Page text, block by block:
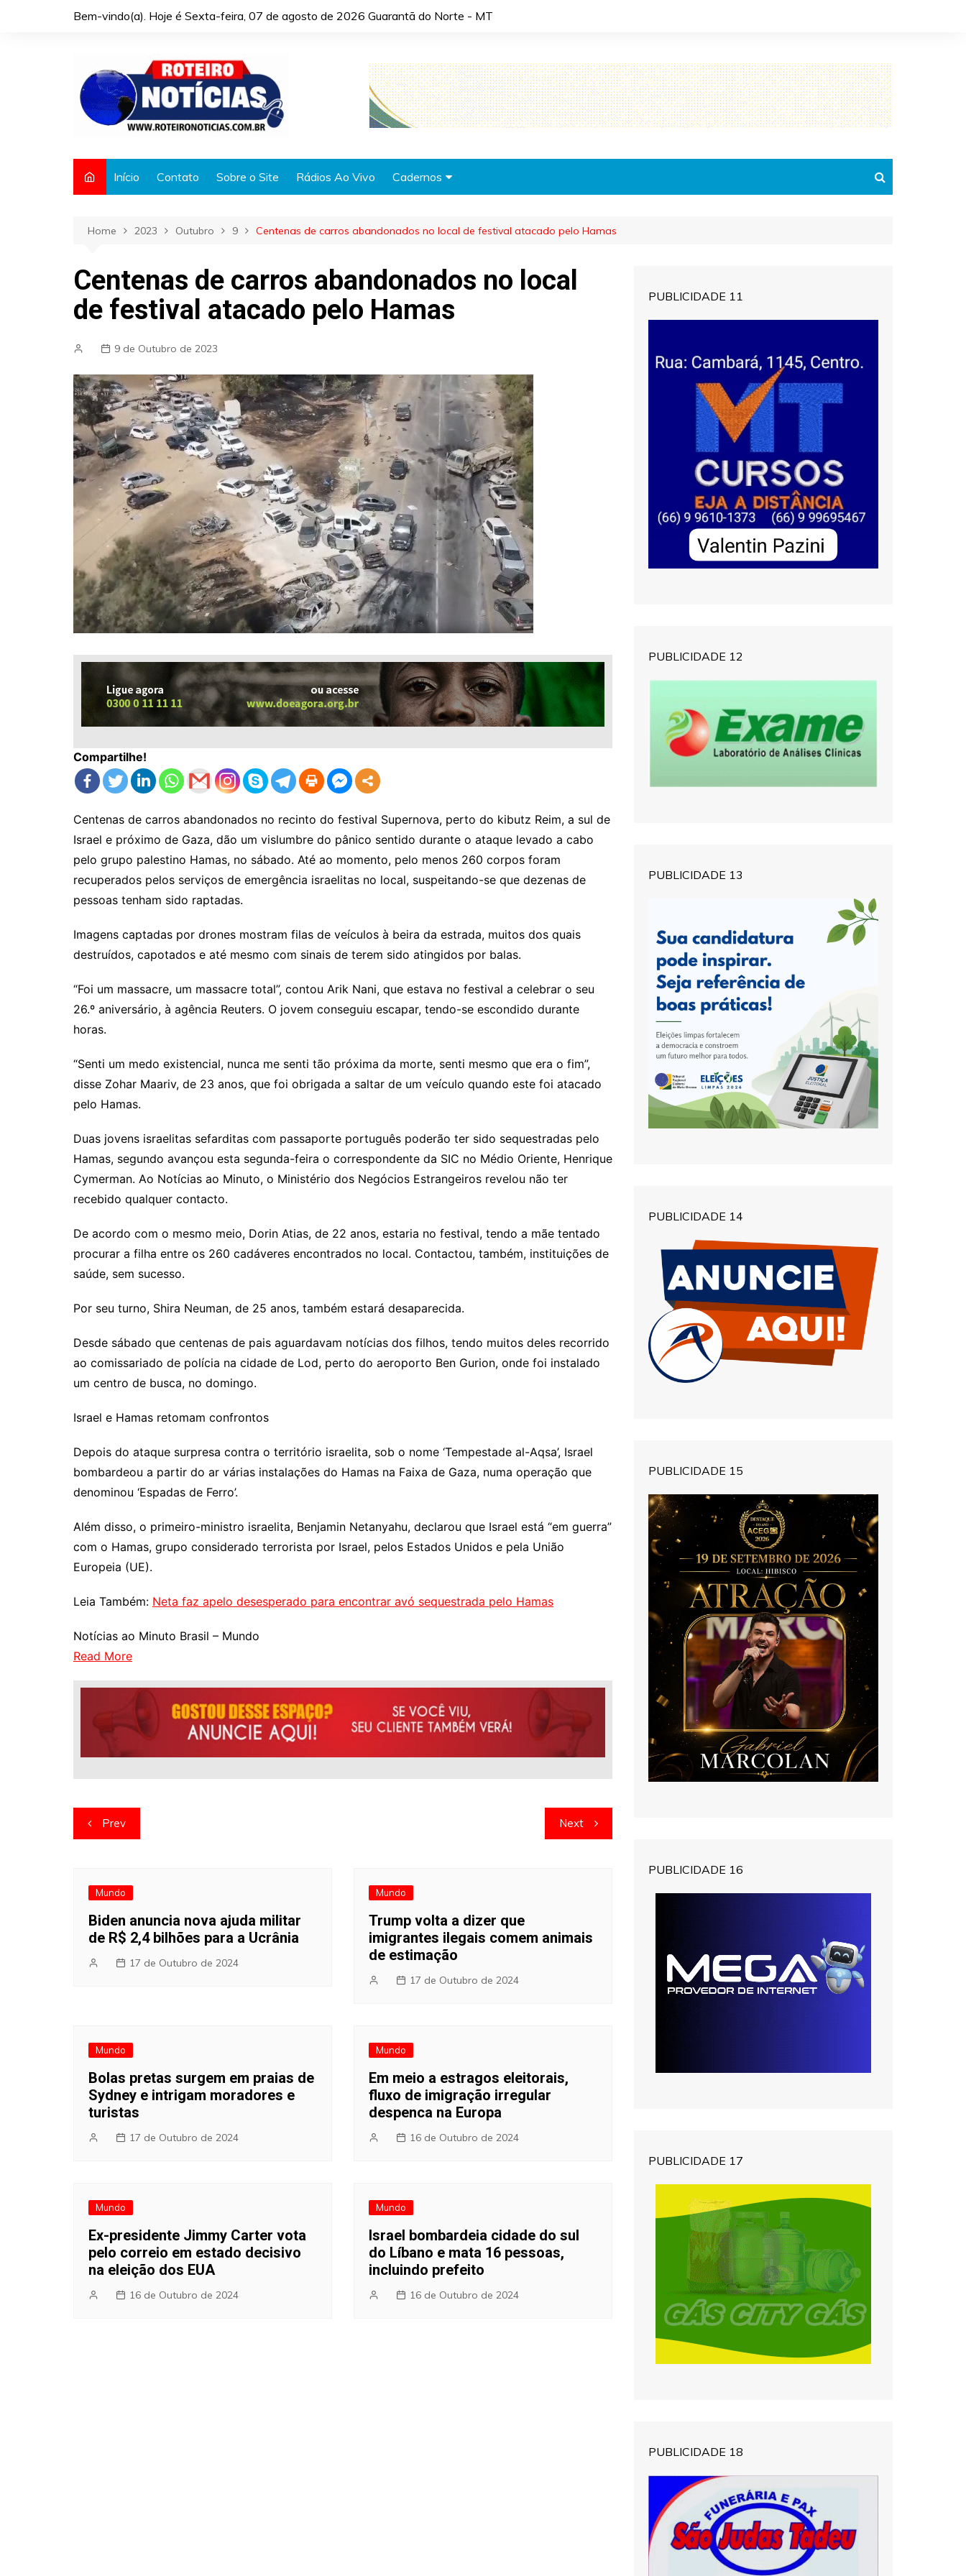
Bem-vindo(a). Hoje é Sexta-feira, 07 de agosto de 2026 Guarantã do Norte - MT
Início Contato Sobre o Site Rádios Ao Vivo Cadernos
Automóveis
Cidades
Cultura
Fama e TV
Justiça
Mundo
Política
Saúde
Home 2023 Outubro 9 Centenas de carros abandonados no local de festival atacado pelo Hamas
Centenas de carros abandonados no local
de festival atacado pelo Hamas
9 de Outubro de 2023
Compartilhe!
Centenas de carros abandonados no recinto do festival Supernova, perto do kibutz Reim, a sul de
Israel e próximo de Gaza, dão um vislumbre do pânico sentido durante o ataque levado a cabo
pelo grupo palestino Hamas, no sábado. Até ao momento, pelo menos 260 corpos foram
recuperados pelos serviços de emergência israelitas no local, suspeitando-se que dezenas de
pessoas tenham sido raptadas.
Imagens captadas por drones mostram filas de veículos à beira da estrada, muitos dos quais
destruídos, capotados e até mesmo com sinais de terem sido atingidos por balas.
“Foi um massacre, um massacre total”, contou Arik Nani, que estava no festival a celebrar o seu
26.º aniversário, à agência Reuters. O jovem conseguiu escapar, tendo-se escondido durante
horas.
“Senti um medo existencial, nunca me senti tão próxima da morte, senti mesmo que era o fim”,
disse Zohar Maariv, de 23 anos, que foi obrigada a saltar de um veículo quando este foi atacado
pelo Hamas.
Duas jovens israelitas sefarditas com passaporte português poderão ter sido sequestradas pelo
Hamas, segundo avançou esta segunda-feira o correspondente da SIC no Médio Oriente, Henrique
Cymerman. Ao Notícias ao Minuto, o Ministério dos Negócios Estrangeiros revelou não ter
recebido qualquer contacto.
De acordo com o mesmo meio, Dorin Atias, de 22 anos, estaria no festival, tendo a mãe tentado
procurar a filha entre os 260 cadáveres encontrados no local. Contactou, também, instituições de
saúde, sem sucesso.
Por seu turno, Shira Neuman, de 25 anos, também estará desaparecida.
Desde sábado que centenas de pais aguardavam notícias dos filhos, tendo muitos deles recorrido
ao comissariado de polícia na cidade de Lod, perto do aeroporto Ben Gurion, onde foi instalado
um centro de busca, no domingo.
Israel e Hamas retomam confrontos
Depois do ataque surpresa contra o território israelita, sob o nome ‘Tempestade al-Aqsa’, Israel
bombardeou a partir do ar várias instalações do Hamas na Faixa de Gaza, numa operação que
denominou ‘Espadas de Ferro’.
Além disso, o primeiro-ministro israelita, Benjamin Netanyahu, declarou que Israel está “em guerra”
com o Hamas, grupo considerado terrorista por Israel, pelos Estados Unidos e pela União
Europeia (UE).
Leia Também: Neta faz apelo desesperado para encontrar avó sequestrada pelo Hamas
Notícias ao Minuto Brasil – Mundo
Read More
Navegação
de
Prev Next
Mundo
Biden anuncia nova ajuda militar
de R$ 2,4 bilhões para a Ucrânia
17 de Outubro de 2024
Mundo
Trump volta a dizer que
imigrantes ilegais comem animais
de estimação
17 de Outubro de 2024
Mundo
Bolas pretas surgem em praias de
Sydney e intrigam moradores e
turistas
17 de Outubro de 2024
Mundo
Em meio a estragos eleitorais,
fluxo de imigração irregular
despenca na Europa
16 de Outubro de 2024
Mundo
Ex-presidente Jimmy Carter vota
pelo correio em estado decisivo
na eleição dos EUA
16 de Outubro de 2024
Mundo
Israel bombardeia cidade do sul
do Líbano e mata 16 pessoas,
incluindo prefeito
16 de Outubro de 2024
PUBLICIDADE 11
PUBLICIDADE 12
PUBLICIDADE 13
PUBLICIDADE 14
PUBLICIDADE 15
PUBLICIDADE 16
PUBLICIDADE 17
PUBLICIDADE 18